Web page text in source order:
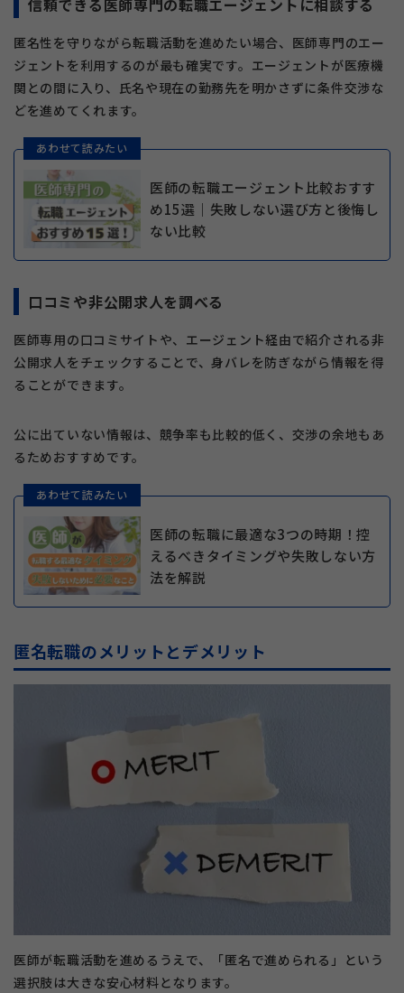
匿名性を守りながら転職活動を進めたい場合、医師専門のエー
ジェントを利用するのが最も確実です。エージェントが医療機
関との間に入り、氏名や現在の勤務先を明かさずに条件交渉な
どを進めてくれます。
あわせて読みたい
医師の転職エージェント比較おすす
め15選｜失敗しない選び方と後悔し
ない比較
口コミや非公開求人を調べる
医師専用の口コミサイトや、エージェント経由で紹介される非
公開求人をチェックすることで、身バレを防ぎながら情報を得
ることができます。
公に出ていない情報は、競争率も比較的低く、交渉の余地もあ
るためおすすめです。
あわせて読みたい
医師の転職に最適な3つの時期！控
えるべきタイミングや失敗しない方
法を解説
匿名転職のメリットとデメリット
医師が転職活動を進めるうえで、「匿名で進められる」という
選択肢は大きな安心材料となります。